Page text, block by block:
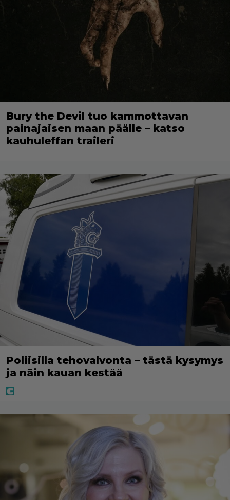
Bury the Devil tuo kammottavan
painajaisen maan päälle – katso
kauhuleffan traileri
Poliisilla tehovalvonta – tästä kysymys
ja näin kauan kestää